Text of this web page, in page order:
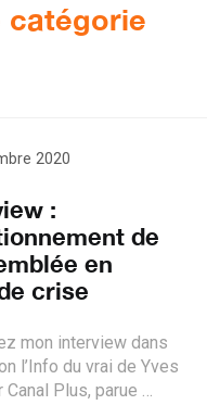
catégorie
2020
:
de
en
crise
mon interview dans
l’Info du vrai de Yves
Canal Plus, parue …